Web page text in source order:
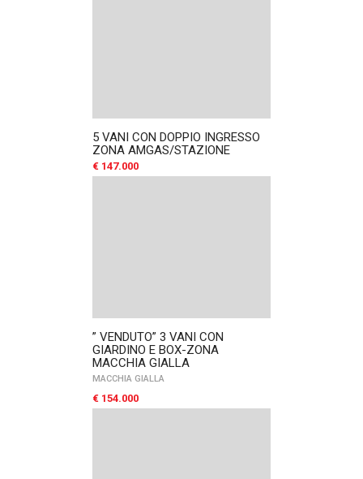
5 VANI CON DOPPIO INGRESSO
ZONA AMGAS/STAZIONE
€ 147.000
” VENDUTO” 3 VANI CON
GIARDINO E BOX-ZONA
MACCHIA GIALLA
MACCHIA GIALLA
€ 154.000